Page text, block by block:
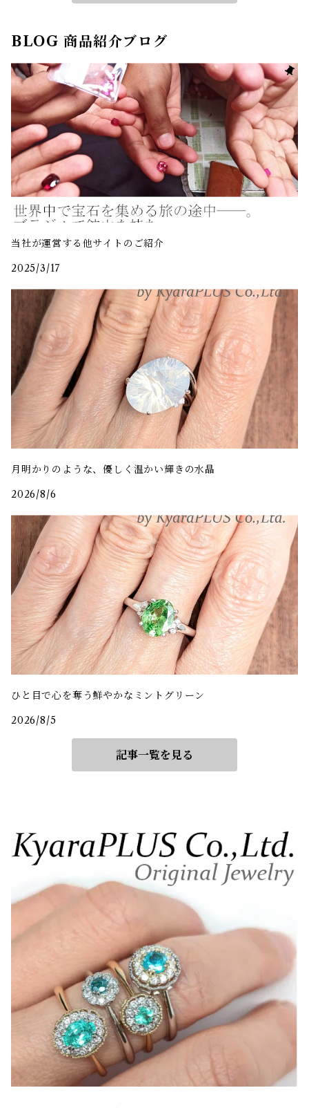
BLOG 商品紹介ブログ
当社が運営する他サイトのご紹介
2025/3/17
月明かりのような、優しく温かい輝きの水晶
2026/8/6
ひと目で心を奪う鮮やかなミントグリーン
2026/8/5
記事一覧を見る